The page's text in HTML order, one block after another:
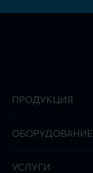
ПРОДУКЦИЯ
ОБОРУДОВАНИЕ
УСЛУГИ